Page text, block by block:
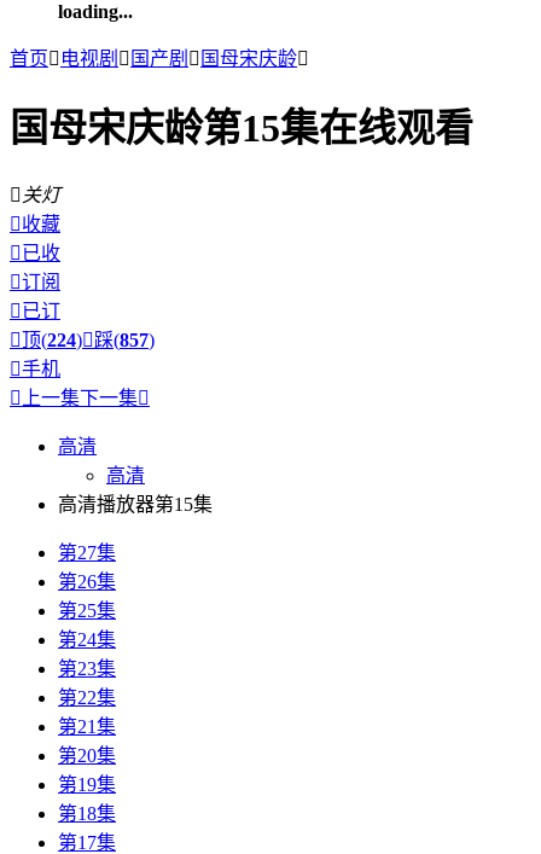
loading...
首页 电视剧  国产剧  国母宋庆龄
国母宋庆龄第15集在线观看
 关灯
收藏
已收
订阅
已订
顶(224)踩(857)
手机
 上一集下一集
高清
高清
高清播放器第15集
第27集
第26集
第25集
第24集
第23集
第22集
第21集
第20集
第19集
第18集
第17集